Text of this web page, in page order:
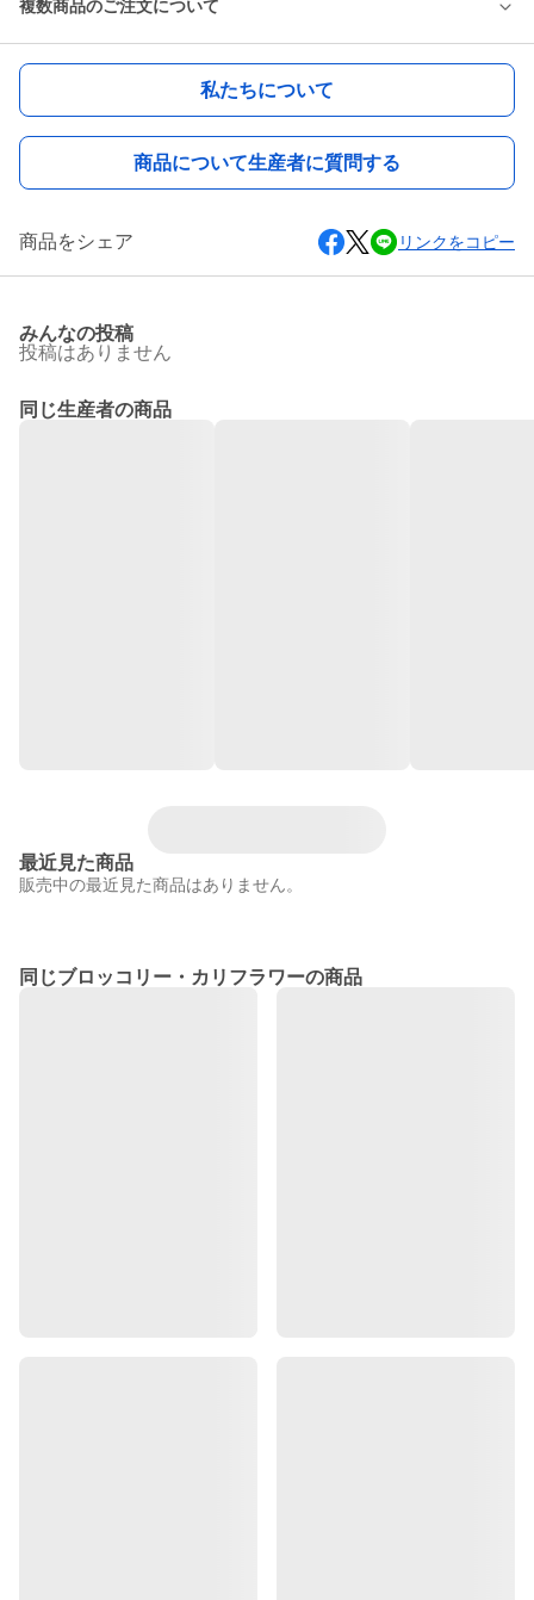
複数商品のご注文について
私たちについて
商品について生産者に質問する
商品をシェア リンクをコピー
みんなの投稿
投稿はありません
同じ生産者の商品
最近見た商品
販売中の最近見た商品はありません。
同じブロッコリー・カリフラワーの商品